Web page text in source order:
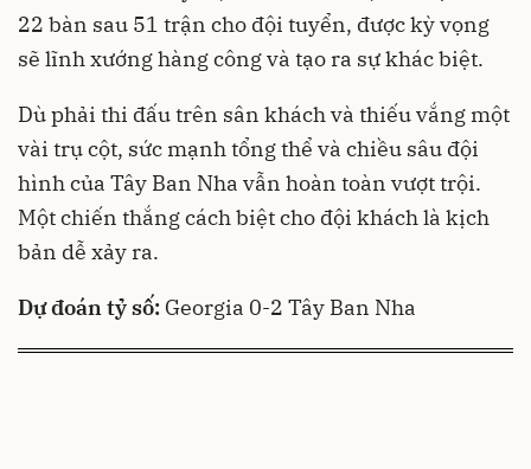
22 bàn sau 51 trận cho đội tuyển, được kỳ vọng
sẽ lĩnh xướng hàng công và tạo ra sự khác biệt.
Dù phải thi đấu trên sân khách và thiếu vắng một
vài trụ cột, sức mạnh tổng thể và chiều sâu đội
hình của Tây Ban Nha vẫn hoàn toàn vượt trội.
Một chiến thắng cách biệt cho đội khách là kịch
bản dễ xảy ra.
Dự đoán tỷ số: Georgia 0-2 Tây Ban Nha